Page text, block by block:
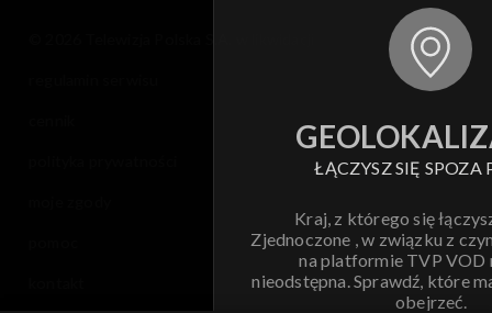
ŁĄCZYSZ SIĘ SPOZA
Kraj, z którego się
Zjednoczone , w związku z
na platformie TVP VOD
nieodstępna. Sprawdź, które
obejrzeć.